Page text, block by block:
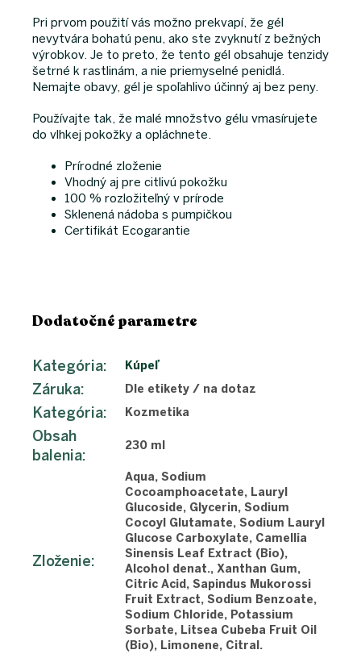
Pri prvom použití vás možno prekvapí, že gél
nevytvára bohatú penu, ako ste zvyknutí z bežných
výrobkov. Je to preto, že tento gél obsahuje tenzidy
šetrné k rastlinám, a nie priemyselné penidlá.
Nemajte obavy, gél je spoľahlivo účinný aj bez peny.
Používajte tak, že malé množstvo gélu vmasírujete
do vlhkej pokožky a opláchnete.
Prírodné zloženie
Vhodný aj pre citlivú pokožku
100 % rozložiteľný v prírode
Sklenená nádoba s pumpičkou
Certifikát Ecogarantie
Dodatočné parametre
Kategória: Kúpeľ
Záruka: Dle etikety / na dotaz
Kategória: Kozmetika
Obsah
balenia:
230 ml
Zloženie:
Aqua, Sodium
Cocoamphoacetate, Lauryl
Glucoside, Glycerin, Sodium
Cocoyl Glutamate, Sodium Lauryl
Glucose Carboxylate, Camellia
Sinensis Leaf Extract (Bio),
Alcohol denat., Xanthan Gum,
Citric Acid, Sapindus Mukorossi
Fruit Extract, Sodium Benzoate,
Sodium Chloride, Potassium
Sorbate, Litsea Cubeba Fruit Oil
(Bio), Limonene, Citral.